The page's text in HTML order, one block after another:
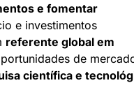
e fomentar
e investimentos
referente global em
de
científica e